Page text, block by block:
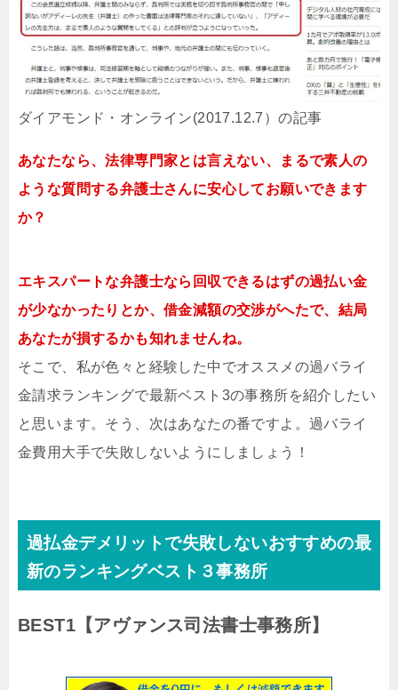
ダイアモンド・オンライン(2017.12.7）の記事
あなたなら、法律専門家とは言えない、まるで素人の
ような質問する弁護士さんに安心してお願いできます
か？
エキスパートな弁護士なら回収できるはずの過払い金
が少なかったりとか、借金減額の交渉がへたで、結局
あなたが損するかも知れませんね。
そこで、私が色々と経験した中でオススメの過バライ
金請求ランキングで最新ベスト3の事務所を紹介したい
と思います。そう、次はあなたの番ですよ。過バライ
金費用大手で失敗しないようにしましょう！
過払金デメリットで失敗しないおすすめの最
新のランキングベスト３事務所
BEST1 【アヴァンス司法書士事務所】